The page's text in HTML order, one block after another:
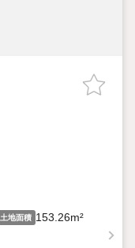
土地面積 153.26m²